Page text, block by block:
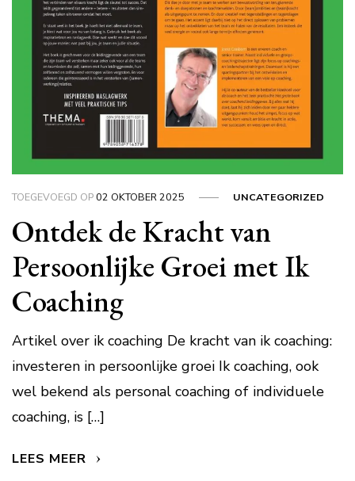
TOEGEVOEGD OP02 OKTOBER 2025 UNCATEGORIZED
Ontdek de Kracht van
Persoonlijke Groei met Ik
Coaching
Artikel over ik coaching De kracht van ik coaching:
investeren in persoonlijke groei Ik coaching, ook
wel bekend als personal coaching of individuele
coaching, is […]
LEES MEER